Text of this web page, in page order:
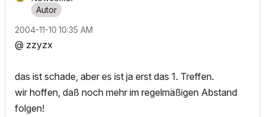
‎2004-11-10 10:35 AM
@ zzyzx
das ist schade, aber es ist ja erst das 1. Treffen.
wir hoffen, daß noch mehr im regelmäßigen Abstand
folgen!